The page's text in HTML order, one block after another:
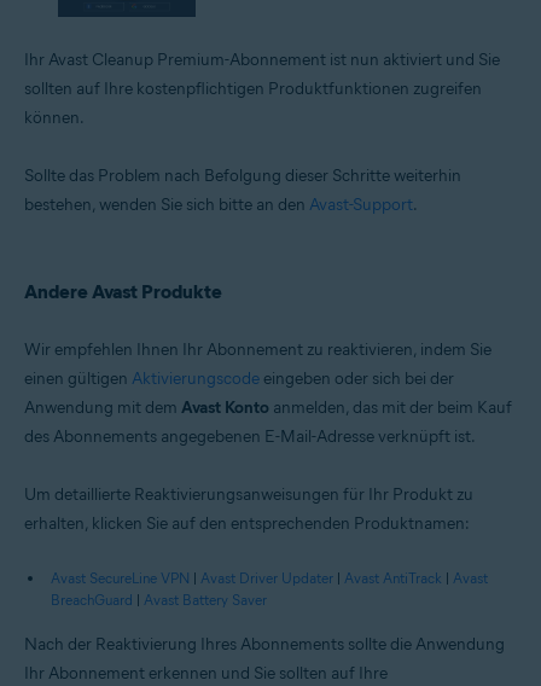
Ihr Avast Cleanup Premium-Abonnement ist nun aktiviert und Sie
sollten auf Ihre kostenpflichtigen Produktfunktionen zugreifen
können.
Sollte das Problem nach Befolgung dieser Schritte weiterhin
bestehen, wenden Sie sich bitte an den Avast-Support.
Andere Avast Produkte
Wir empfehlen Ihnen Ihr Abonnement zu reaktivieren, indem Sie
einen gültigen Aktivierungscode eingeben oder sich bei der
Anwendung mit dem Avast Konto anmelden, das mit der beim Kauf
des Abonnements angegebenen E-Mail-Adresse verknüpft ist.
Um detaillierte Reaktivierungsanweisungen für Ihr Produkt zu
erhalten, klicken Sie auf den entsprechenden Produktnamen:
Avast SecureLine VPN | Avast Driver Updater | Avast AntiTrack | Avast
BreachGuard | Avast Battery Saver
Nach der Reaktivierung Ihres Abonnements sollte die Anwendung
Ihr Abonnement erkennen und Sie sollten auf Ihre